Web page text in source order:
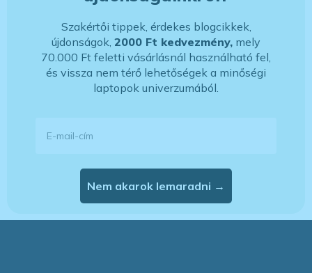
Szakértői tippek, érdekes blogcikkek,
újdonságok, 2000 Ft kedvezmény, mely
70.000 Ft feletti vásárlásnál használható fel,
és vissza nem térő lehetőségek a minőségi
laptopok univerzumából.
Nem akarok lemaradni →